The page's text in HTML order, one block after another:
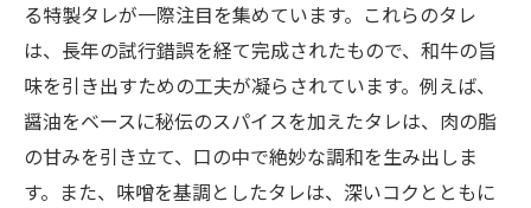
る特製タレが一際注目を集めています。これらのタレ
は、長年の試行錯誤を経て完成されたもので、和牛の旨
味を引き出すための工夫が凝らされています。例えば、
醤油をベースに秘伝のスパイスを加えたタレは、肉の脂
の甘みを引き立て、口の中で絶妙な調和を生み出しま
す。また、味噌を基調としたタレは、深いコクとともに